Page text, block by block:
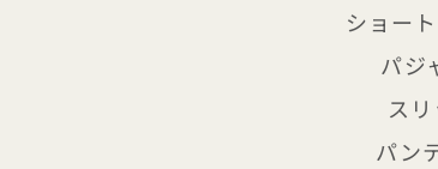
ショー
パジ
ス
パン